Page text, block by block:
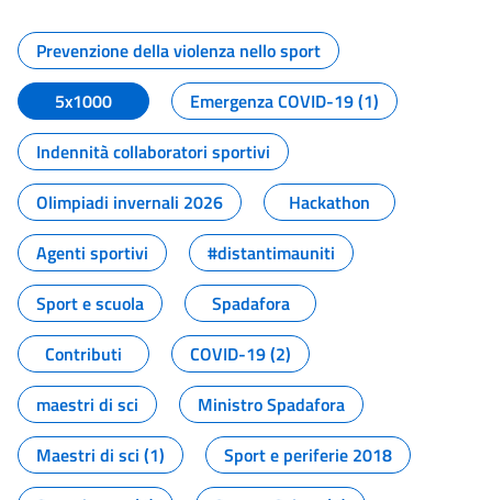
Tutti i contenuti della pagina
Prevenzione della violenza nello sport
5x1000
Emergenza COVID-19 (1)
Indennità collaboratori sportivi
Olimpiadi invernali 2026
Hackathon
Agenti sportivi
#distantimauniti
Sport e scuola
Spadafora
Contributi
COVID-19 (2)
maestri di sci
Ministro Spadafora
Maestri di sci (1)
Sport e periferie 2018